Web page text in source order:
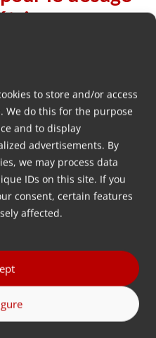
to store and/or access
We do this for the purpose
and to display
advertisements. By
we may process data
IDs on this site. If you
consent, certain features
affected.